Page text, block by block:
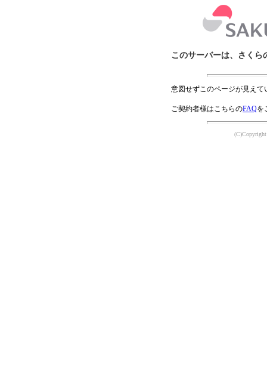
このサーバーは、さくら
意図せずこのページが見え
ご契約者様はこちらのFAQを